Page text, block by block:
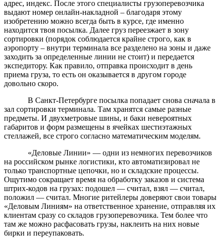
адрес, индекс. После этого специалисты грузоперевозчика
выдают номер онлайн-накладной – благодаря этому
изобретению можно всегда быть в курсе, где именно
находится твоя посылка. Далее груз переезжает в зону
сортировки (порядок соблюдается крайне строго, как в
аэропорту – внутри терминала все разделено на зоны и даже
заходить за определенные линии не стоит) и передается
экспедитору. Как правило, отправка происходит в день
приема груза, то есть он оказывается в другом городе
довольно скоро.
В Санкт-Петербурге посылка попадает снова сначала в
зал сортировки терминала. Там хранятся самые разные
предметы. И двухметровые шины, и баки невероятных
габаритов и форм размещены в ячейках шестиэтажных
стеллажей, все строго согласно математическим моделям.
«Деловые Линии» — одни из немногих перевозчиков
на российском рынке логистики, кто автоматизировал не
только транспортные цепочки, но и складские процессы.
Ощутимо сокращает время на обработку заказов и система
штрих-кодов на грузах: подошел — считал, взял — считал,
положил — считал. Многие ритейлеры доверяют свои товары
«Деловым Линиям» на ответственное хранение, отправляя их
клиентам сразу со складов грузоперевозчика. Тем более что
там же можно расфасовать грузы, наклеить на них новые
бирки и переупаковать.